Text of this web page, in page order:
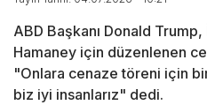
ABD Başkanı Donald
Hamaney için düzenlenen
"Onlara cenaze töreni için
biz iyi insanlarız" dedi.